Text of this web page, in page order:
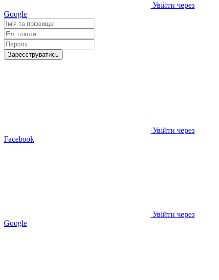
Увійти через
Google
Зареєструватись
Увійти через
Facebook
Увійти через
Google